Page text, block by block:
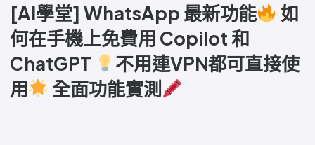
[AI學堂] WhatsApp 最新功能
如
何在手機上免費用 Copilot 和
ChatGPT
不用連VPN都可直接使
用
全面功能實測